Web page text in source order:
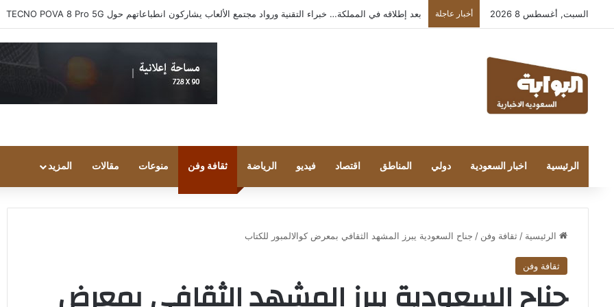
السبت, أغسطس 8 2026 أخبار عاجلة بعد إطلاقه في المملكة… خبراء التقنية ورواد مجتمع الألعاب يشاركون انطباعاتهم حول TECNO POVA 8 Pro 5G
الرئيسية اخبار السعودية دولي المناطق اقتصاد فيديو الرياضة ثقافة وفن منوعات مقالات المزيد
الرئيسية / ثقافة وفن / جناح السعودية يبرز المشهد الثقافي بمعرض كوالالمبور للكتاب
ثقافة وفن